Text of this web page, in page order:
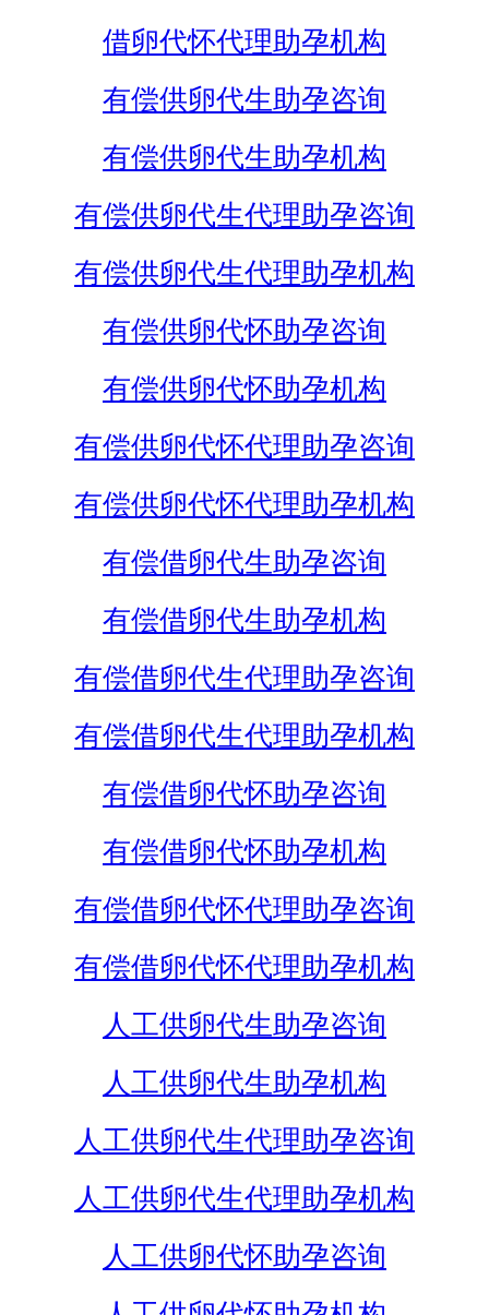
借卵代怀代理助孕机构
有偿供卵代生助孕咨询
有偿供卵代生助孕机构
有偿供卵代生代理助孕咨询
有偿供卵代生代理助孕机构
有偿供卵代怀助孕咨询
有偿供卵代怀助孕机构
有偿供卵代怀代理助孕咨询
有偿供卵代怀代理助孕机构
有偿借卵代生助孕咨询
有偿借卵代生助孕机构
有偿借卵代生代理助孕咨询
有偿借卵代生代理助孕机构
有偿借卵代怀助孕咨询
有偿借卵代怀助孕机构
有偿借卵代怀代理助孕咨询
有偿借卵代怀代理助孕机构
人工供卵代生助孕咨询
人工供卵代生助孕机构
人工供卵代生代理助孕咨询
人工供卵代生代理助孕机构
人工供卵代怀助孕咨询